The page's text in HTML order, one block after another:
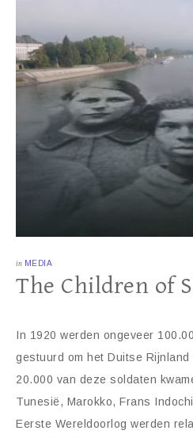
in MEDIA
The Children of
In 1920 werden ongeveer
gestuurd om het Duitse
20.000 van deze soldaten
Tunesië, Marokko, Frans
Eerste Wereldoorlog werden